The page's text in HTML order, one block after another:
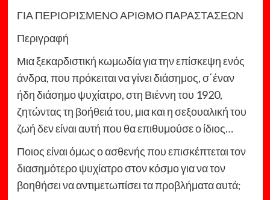
ΓΙΑ ΠΕΡΙΟΡΙΣΜΕΝΟ ΑΡΙΘΜΟ ΠΑΡΑΣΤΑΣΕΩΝ
Περιγραφή
Μια ξεκαρδιστική κωμωδία για την επίσκεψη ενός
άνδρα, που πρόκειται να γίνει διάσημος, σ΄έναν
ήδη διάσημο ψυχίατρο, στη Βιέννη του 1920,
ζητώντας τη βοήθειά του, μια και η σεξουαλική του
ζωή δεν είναι αυτή που θα επιθυμούσε ο ίδιος…
Ποιος είναι όμως ο ασθενής που επισκέπτεται τον
διασημότερο ψυχίατρο στον κόσμο για να τον
βοηθήσει να αντιμετωπίσει τα προβλήματα αυτά;